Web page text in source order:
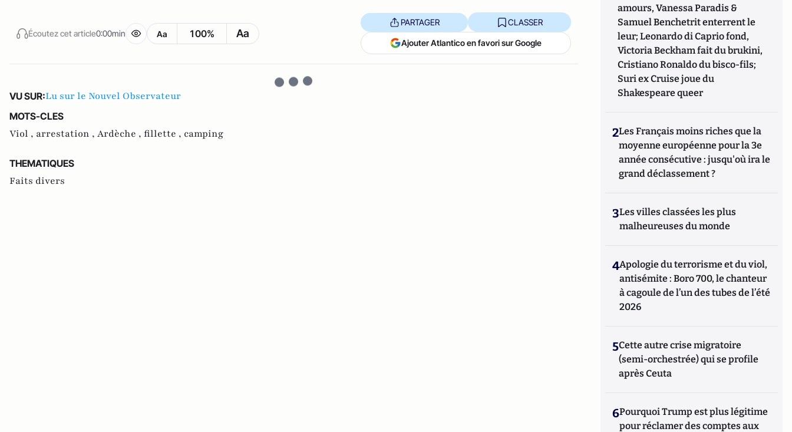
Écoutez cet article0:00min Aa 100% Aa
PARTAGER CLASSER
Ajouter Atlantico en favori sur Google
VU SUR:Lu sur le Nouvel Observateur
MOTS-CLES
Viol , arrestation , Ardèche , fillette , camping
THEMATIQUES
Faits divers
amours, Vanessa Paradis &
Samuel Benchetrit enterrent le
leur; Leonardo di Caprio fond,
Victoria Beckham fait du brukini,
Cristiano Ronaldo du bisco-fils;
Suri ex Cruise joue du
Shakespeare queer
2Les Français moins riches que la
moyenne européenne pour la 3e
année consécutive : jusqu'où ira le
grand déclassement ?
3Les villes classées les plus
malheureuses du monde
4Apologie du terrorisme et du viol,
antisémite : Boro 700, le chanteur
à cagoule de l’un des tubes de l’été
2026
5Cette autre crise migratoire
(semi-orchestrée) qui se profile
après Ceuta
6Pourquoi Trump est plus légitime
pour réclamer des comptes aux